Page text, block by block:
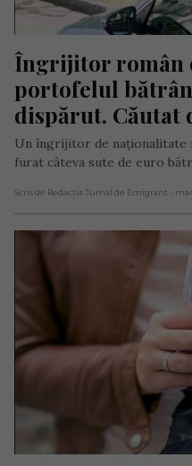
Îngrijitor român
portofelul
dispărut. Căutat
Un îngrijitor de naționalitate
furat câteva sute de euro
Scris de Redacția Jurnal de Emigrant -